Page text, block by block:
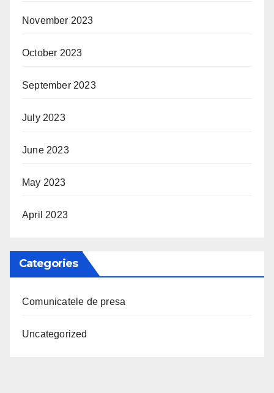
November 2023
October 2023
September 2023
July 2023
June 2023
May 2023
April 2023
Categories
Comunicatele de presa
Uncategorized